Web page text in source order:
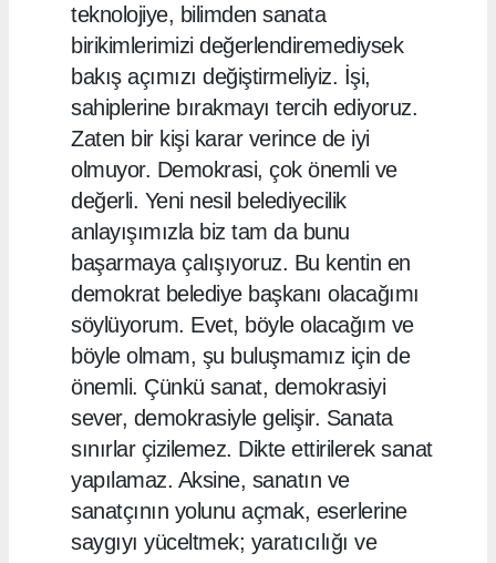
teknolojiye, bilimden sanata
birikimlerimizi değerlendiremediysek
bakış açımızı değiştirmeliyiz. İşi,
sahiplerine bırakmayı tercih ediyoruz.
Zaten bir kişi karar verince de iyi
olmuyor. Demokrasi, çok önemli ve
değerli. Yeni nesil belediyecilik
anlayışımızla biz tam da bunu
başarmaya çalışıyoruz. Bu kentin en
demokrat belediye başkanı olacağımı
söylüyorum. Evet, böyle olacağım ve
böyle olmam, şu buluşmamız için de
önemli. Çünkü sanat, demokrasiyi
sever, demokrasiyle gelişir. Sanata
sınırlar çizilemez. Dikte ettirilerek sanat
yapılamaz. Aksine, sanatın ve
sanatçının yolunu açmak, eserlerine
saygıyı yüceltmek; yaratıcılığı ve